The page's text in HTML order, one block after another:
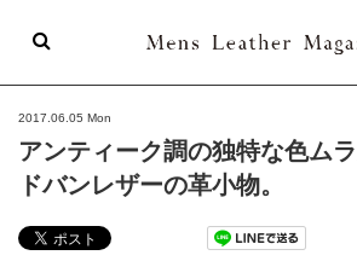
2017.06.05 Mon
アンティーク調の独特な色ム
ドバンレザーの革小物。